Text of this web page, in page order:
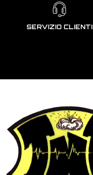
SERVIZIO CLIENTI